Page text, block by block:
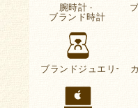
腕時計 ・
ブランド時計
ブランドジュエリー